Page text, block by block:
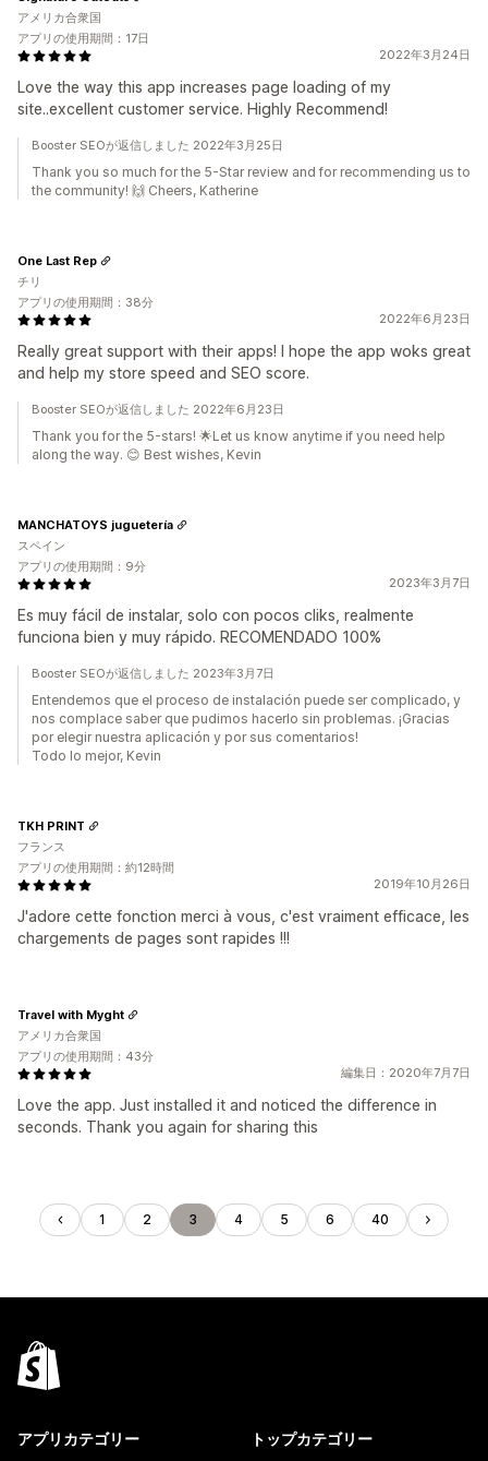
2022年3月24日
Love the way this app increases page loading of my
site..excellent customer service. Highly Recommend!
アメリカ合衆国
アプリの使用期間：17日
Booster SEOが返信しました 2022年3月25日
Thank you so much for the 5-Star review and for recommending us to
the community! 🙌 Cheers, Katherine
2022年6月23日
Really great support with their apps! I hope the app woks great
and help my store speed and SEO score.
One Last Rep
チリ
アプリの使用期間：38分
Booster SEOが返信しました 2022年6月23日
Thank you for the 5-stars! 🌟Let us know anytime if you need help
along the way. 😊 Best wishes, Kevin
2023年3月7日
Es muy fácil de instalar, solo con pocos cliks, realmente
funciona bien y muy rápido. RECOMENDADO 100%
MANCHATOYS juguetería
スペイン
アプリの使用期間：9分
Booster SEOが返信しました 2023年3月7日
Entendemos que el proceso de instalación puede ser complicado, y
nos complace saber que pudimos hacerlo sin problemas. ¡Gracias
por elegir nuestra aplicación y por sus comentarios!
Todo lo mejor, Kevin
2019年10月26日
J'adore cette fonction merci à vous, c'est vraiment efficace, les
chargements de pages sont rapides !!!
TKH PRINT
フランス
アプリの使用期間：約12時間
編集日：2020年7月7日
Love the app. Just installed it and noticed the difference in
seconds. Thank you again for sharing this
Travel with Myght
アメリカ合衆国
アプリの使用期間：43分
1 2 3 4 5 6 40
アプリカテゴリー トップカテゴリー